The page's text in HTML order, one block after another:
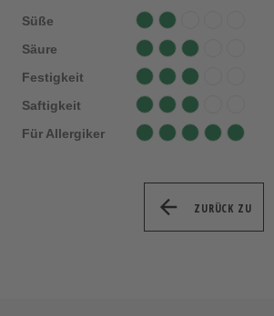
Süße
Säure
Festigkeit
Saftigkeit
Für Allergiker
ZURÜCK ZU